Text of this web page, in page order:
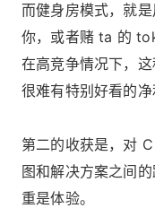
而健身房模式，就
你，或者赌 ta 的
在高竞争情况下，
很难有特别好看的净
第二的收获是，对
图和解决方案之间
重是体验。